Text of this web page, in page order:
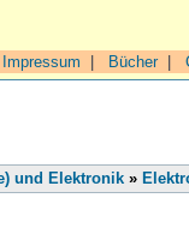
Impressum Bücher|
und Elektronik »